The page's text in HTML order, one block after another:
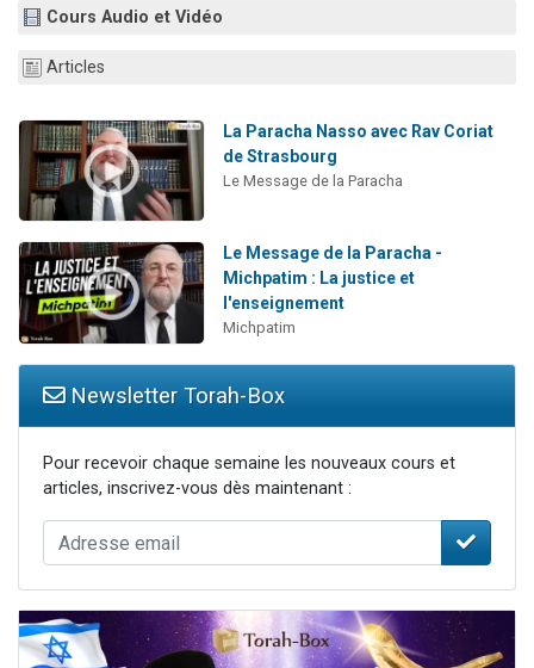
12 nouvelles musiques dans Torah-Box Music
Cours Audio et Vidéo
Articles
La Paracha Nasso avec Rav Coriat
de Strasbourg
Le Message de la Paracha
Le Message de la Paracha -
Michpatim : La justice et
l'enseignement
Michpatim
Newsletter Torah-Box
Pour recevoir chaque semaine les nouveaux cours et
articles, inscrivez-vous dès maintenant :